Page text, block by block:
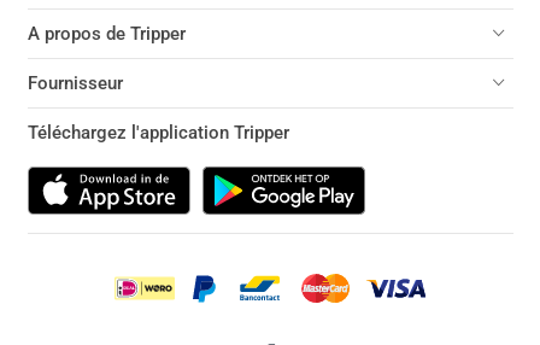
A propos de Tripper
Fournisseur
Téléchargez l'application Tripper